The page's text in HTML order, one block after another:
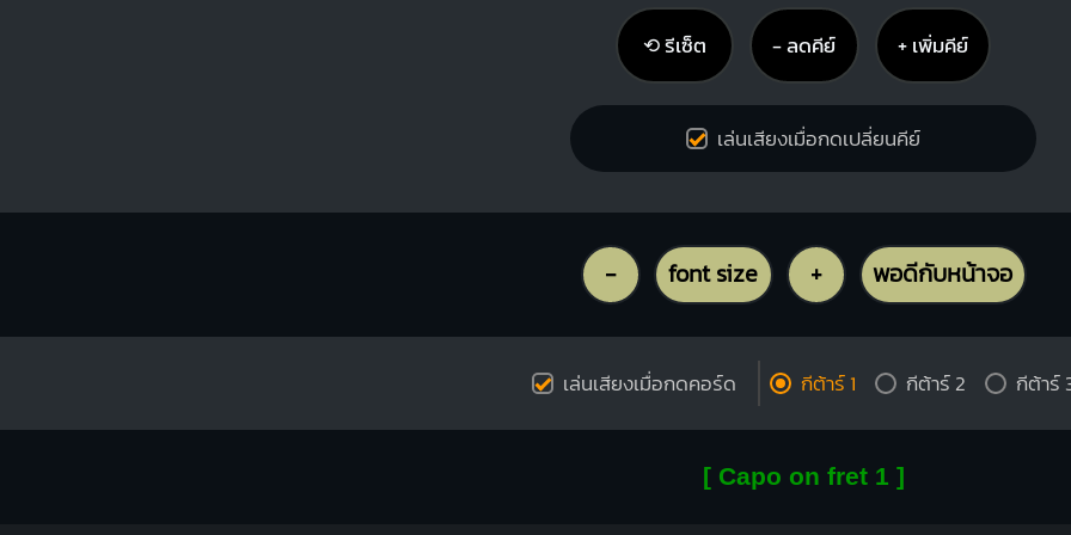
⟲ รีเซ็ต − ลดคีย์ + เพิ่มคีย์
เล่นเสียงเมื่อกดเปลี่ยนคีย์
- font size + พอดีกับหน้าจอ
เล่นเสียงเมื่อกดคอร์ด กีต้าร์ 1 กีต้าร์ 2 กีต้าร์
[ Capo on fret 1 ]